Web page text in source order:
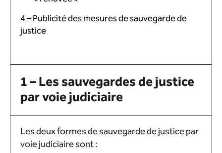
4 – Publicité des mesures de sauvegarde de
justice
1 – Les sauvegardes de justice
par voie judiciaire
Les deux formes de sauvegarde de justice par
voie judiciaire sont :